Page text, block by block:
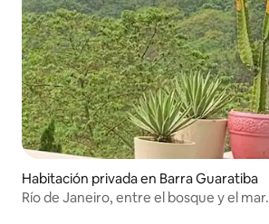
Habitación privada en Barra Guaratiba
Río de Janeiro, entre el bosque y el mar.